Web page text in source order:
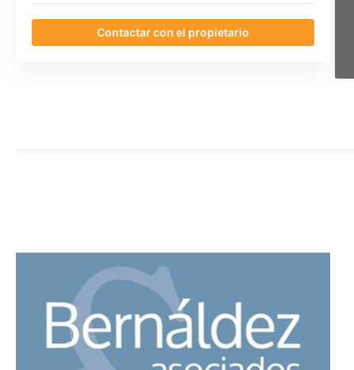
Contactar con el propietario